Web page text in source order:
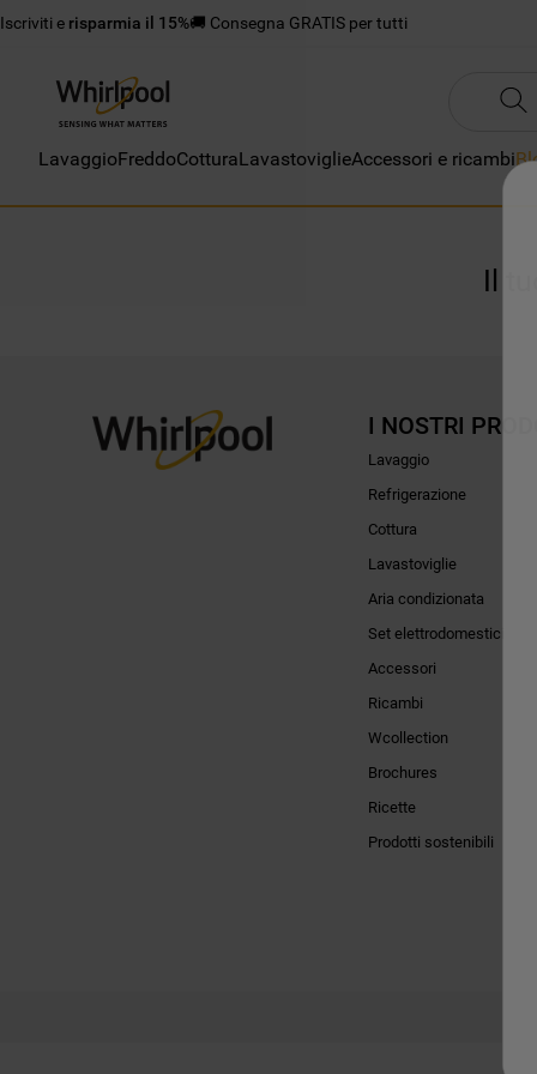
Iscriviti e risparmia il 15%🚚 Consegna GRATIS per tutti
LavaggioFreddoCotturaLavastoviglieAccessori e ricambi
Il
I NOSTRI
Lavaggio
Refrigerazione
Cottura
Lavastoviglie
Aria condizionata
Set elettrodomestici
Accessori
Ricambi
Wcollection
Brochures
Ricette
Prodotti sostenibili